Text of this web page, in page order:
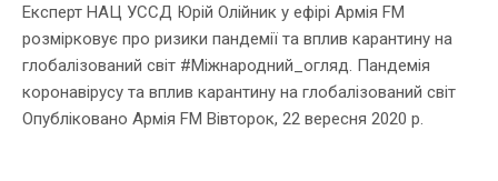
Експерт НАЦ УССД Юрій Олійник у ефірі Армія FM
розмірковує про ризики пандемії та вплив карантину на
глобалізований світ #Міжнародний_огляд. Пандемія
коронавірусу та вплив карантину на глобалізований світ
Опубліковано Армія FM Вівторок, 22 вересня 2020 р.